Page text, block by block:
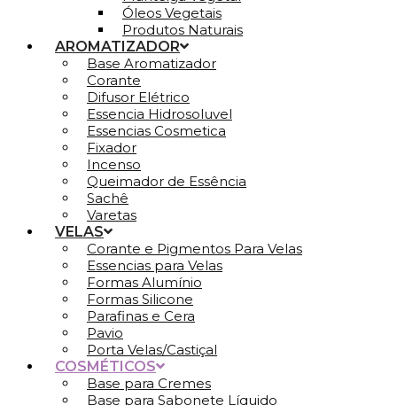
Óleos Vegetais
Produtos Naturais
AROMATIZADOR
Base Aromatizador
Corante
Difusor Elétrico
Essencia Hidrosoluvel
Essencias Cosmetica
Fixador
Incenso
Queimador de Essência
Sachê
Varetas
VELAS
Corante e Pigmentos Para Velas
Essencias para Velas
Formas Alumínio
Formas Silicone
Parafinas e Cera
Pavio
Porta Velas/Castiçal
COSMÉTICOS
Base para Cremes
Base para Sabonete Líquido